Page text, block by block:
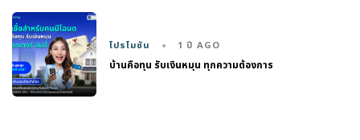
โปรโมชัน 1 ปี AGO
บ้านคือทุน รับเงินหมุน ทุกความต้องการ